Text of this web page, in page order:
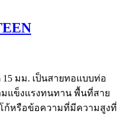
มม. เป็นสายทอแบบท่อ
แข็งแรงทนทาน พื้นที่สาย
ก้หรือข้อความที่มีความสูงที่